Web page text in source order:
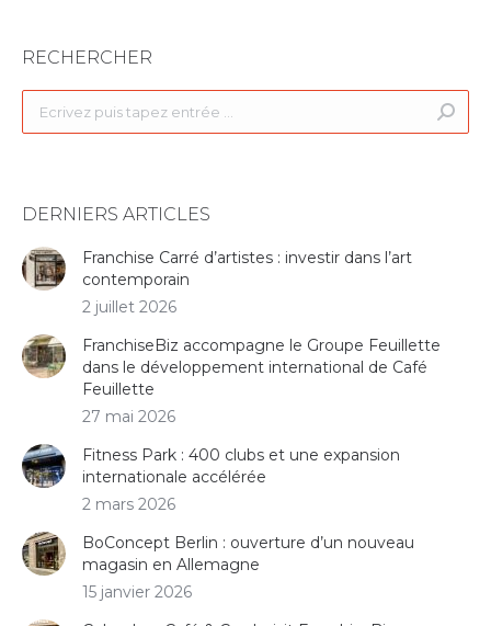
RECHERCHER
DERNIERS ARTICLES
Franchise Carré d’artistes : investir dans l’art
contemporain
2 juillet 2026
FranchiseBiz accompagne le Groupe Feuillette
dans le développement international de Café
Feuillette
27 mai 2026
Fitness Park : 400 clubs et une expansion
internationale accélérée
2 mars 2026
BoConcept Berlin : ouverture d’un nouveau
magasin en Allemagne
15 janvier 2026